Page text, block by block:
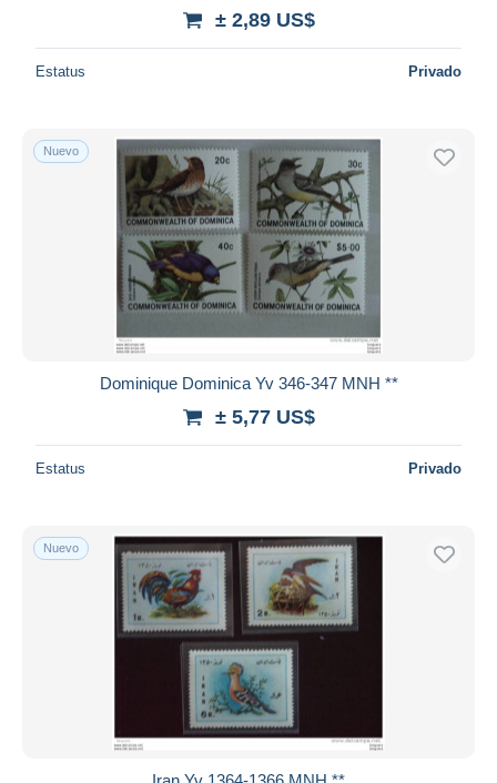
± 2,89 US$
Estatus Privado
Nuevo
Dominique Dominica Yv 346-347 MNH **
± 5,77 US$
Estatus Privado
Nuevo